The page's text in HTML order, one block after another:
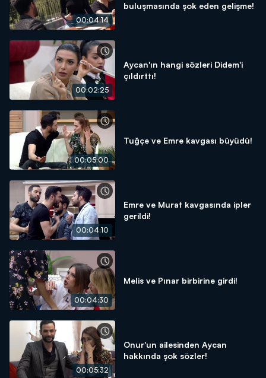
00:04:14
buluşmasında şok eden gelişme!
00:02:25
Aycan'ın hangi sözleri Didem'i
çıldırttı!
00:05:00
Tuğçe ve Emre kavgası büyüdü!
00:04:10
Emre ve Murat kavgasında ipler
gerildi!
00:04:30
Melis ve Pınar birbirine girdi!
00:05:32
Onur'un ailesinden Aycan
hakkında şok sözler!